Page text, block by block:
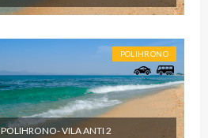
POLIHRONO
POLIHRONO- VILA ANTI 2